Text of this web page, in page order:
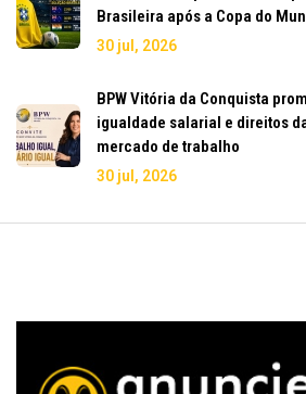
Brasileira após a Copa do
30 jul, 2026
BPW Vitória da Conquista
igualdade salarial e direitos
mercado de trabalho
30 jul, 2026